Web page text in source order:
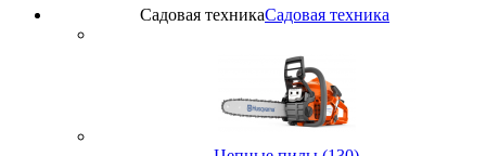
Садовая техникаСадовая техника